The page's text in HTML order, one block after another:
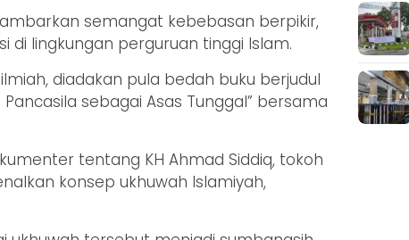
semangat kebebasan berpikir,
di lingkungan perguruan tinggi Islam.
diadakan pula bedah buku berjudul
sebagai Asas Tunggal” bersama
tentang KH Ahmad Siddiq, tokoh
konsep ukhuwah Islamiyah,